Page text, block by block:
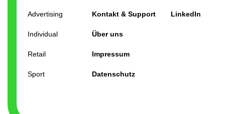
Advertising
Individual
Retail
Sport
Kontakt & Support
Über uns
Impressum
Datenschutz
LinkedIn